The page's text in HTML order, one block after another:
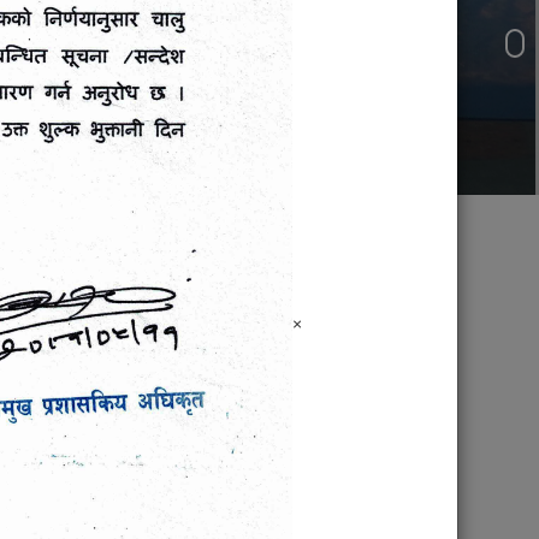
दरभाउ-
दरभाउ-
जनप्रतिनिधि
गुमान सिंह अर्याल
नगर प्रमुख
9856046510
×